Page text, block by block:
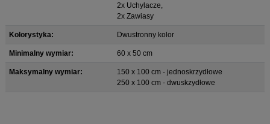
2x Uchylacze,
2x Zawiasy
Kolorystyka: Dwustronny kolor
Minimalny wymiar: 60 x 50 cm
Maksymalny wymiar:
150 x 100 cm - jednoskrzydłowe
250 x 100 cm - dwuskzydłowe